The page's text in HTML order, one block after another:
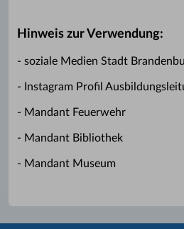
Hinweis zur Verwendung:
- soziale Medien Stadt
- Instagram Profil
- Mandant Feuerwehr
- Mandant Bibliothek
- Mandant Museum